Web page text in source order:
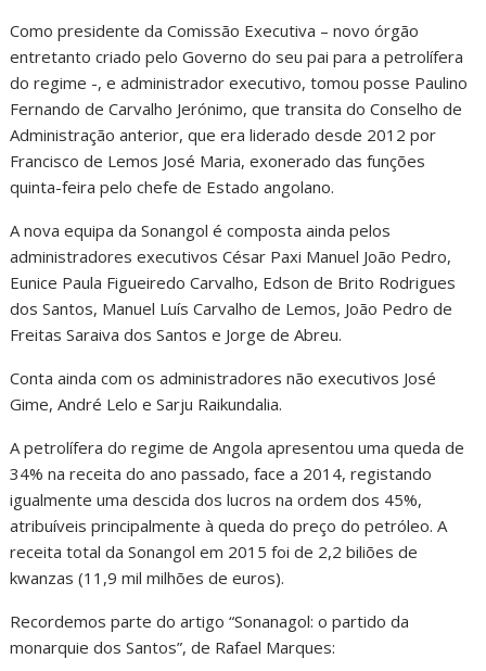
Como presidente da Comissão Executiva – novo órgão
entretanto criado pelo Governo do seu pai para a petrolífera
do regime -, e administrador executivo, tomou posse Paulino
Fernando de Carvalho Jerónimo, que transita do Conselho de
Administração anterior, que era liderado desde 2012 por
Francisco de Lemos José Maria, exonerado das funções
quinta-feira pelo chefe de Estado angolano.
A nova equipa da Sonangol é composta ainda pelos
administradores executivos César Paxi Manuel João Pedro,
Eunice Paula Figueiredo Carvalho, Edson de Brito Rodrigues
dos Santos, Manuel Luís Carvalho de Lemos, João Pedro de
Freitas Saraiva dos Santos e Jorge de Abreu.
Conta ainda com os administradores não executivos José
Gime, André Lelo e Sarju Raikundalia.
A petrolífera do regime de Angola apresentou uma queda de
34% na receita do ano passado, face a 2014, registando
igualmente uma descida dos lucros na ordem dos 45%,
atribuíveis principalmente à queda do preço do petróleo. A
receita total da Sonangol em 2015 foi de 2,2 biliões de
kwanzas (11,9 mil milhões de euros).
Recordemos parte do artigo “Sonanagol: o partido da
monarquie dos Santos”, de Rafael Marques: